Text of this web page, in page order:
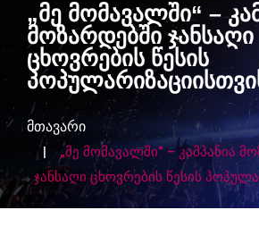
„მე მომავალში“ –
მოზარდებში ჯანსაღი
ცხოვრების წესის
მთავარი
„მე მომავალში“ – კამპანია
ჯანსაღი ცხოვრების წესის